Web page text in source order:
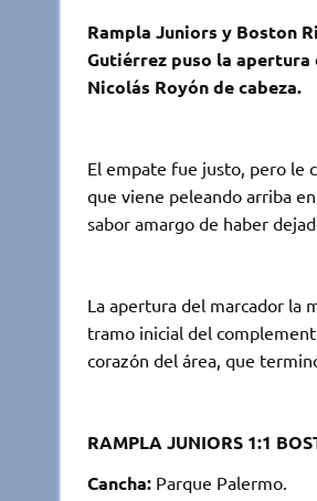
it
te
at
s
p
p
e
b
o
k
m
p
r
Rampla Juniors y Boston
Gutiérrez puso la
Nicolás Royón de cabeza.
El empate fue justo, pero le
que viene peleando arriba
sabor amargo de haber
La apertura del marcador la
tramo inicial del
corazón del área, que
RAMPLA JUNIORS 1:1
Cancha:Parque Palermo.